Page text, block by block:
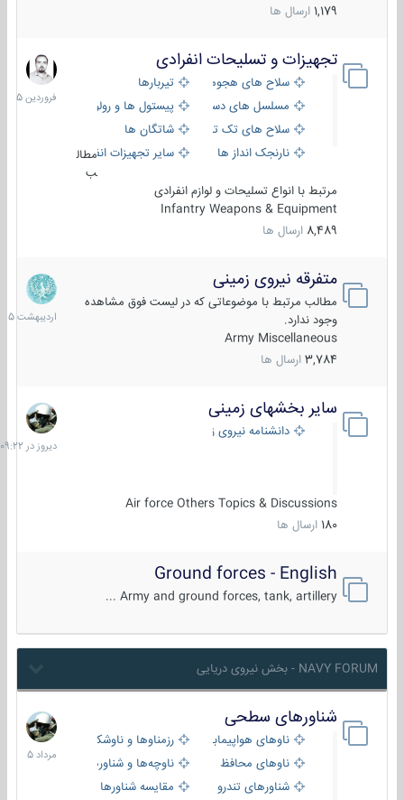
1,179 ارسال ها
تجهیزات و تسلیحات انفرادی
سلاح های هجومی
تیربارها
مسلسل های دستی
پیستول ها و رولورها
سلاح های تک تیر اندازیشاتگان ها
نارنجک انداز ها
سایر تجهیزات انفرادی
مطال
ب
مرتبط با انواع تسلیحات و لوازم انفرادی
Infantry Weapons & Equipment
8,489 ارسال ها
17
فروردین
1405
متفرقه نیروی زمینی
مطالب مرتبط با موضوعاتی که در لیست فوق مشاهده
وجود ندارد.
Army Miscellaneous
3,784 ارسال ها
27
1405
سایر بخشهای زمینی
دانشنامه نیروی زمینی
Air force Others Topics & Discussions
180 ارسال ها
دیروز
در
09:22
Ground forces - English
Army and ground forces, tank, artillery ...
NAVY FORUM - بخش نیروی دریایی
شناورهای سطحی
ناوهای هواپیمابر و بالگرد بررزمناوها و ناوشکن‌ها
ناوهای محافظ
ناوچه‌ها و شناورهای گشتی
شناورهای تندرو
مقایسه شناورها
2
مرداد
1405